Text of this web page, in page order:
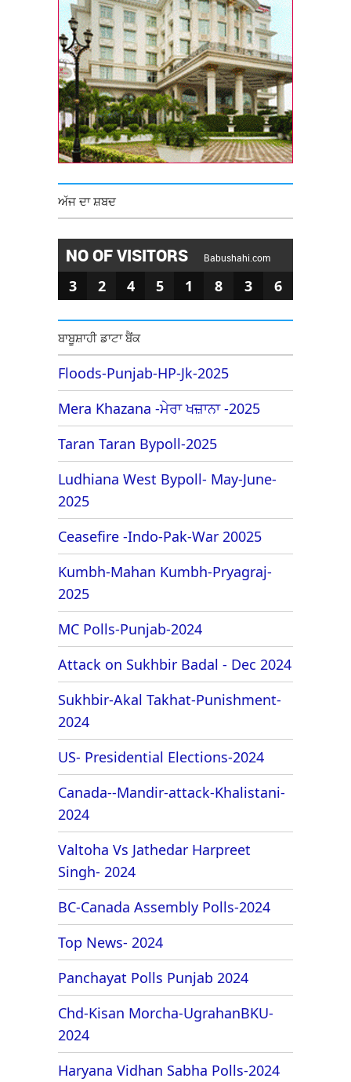
ਅੱਜ ਦਾ ਸ਼ਬਦ
NO OF VISITORS Babushahi.com
3 2 4 5 1 8 3 6
ਬਾਬੂਸ਼ਾਹੀ ਡਾਟਾ ਬੈਂਕ
Floods-Punjab-HP-Jk-2025
Mera Khazana -ਮੇਰਾ ਖਜ਼ਾਨਾ -2025
Taran Taran Bypoll-2025
Ludhiana West Bypoll- May-June-
2025
Ceasefire -Indo-Pak-War 20025
Kumbh-Mahan Kumbh-Pryagraj-
2025
MC Polls-Punjab-2024
Attack on Sukhbir Badal - Dec 2024
Sukhbir-Akal Takhat-Punishment-
2024
US- Presidential Elections-2024
Canada--Mandir-attack-Khalistani-
2024
Valtoha Vs Jathedar Harpreet
Singh- 2024
BC-Canada Assembly Polls-2024
Top News- 2024
Panchayat Polls Punjab 2024
Chd-Kisan Morcha-UgrahanBKU-
2024
Haryana Vidhan Sabha Polls-2024